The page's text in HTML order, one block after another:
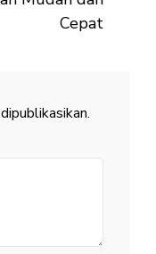
Cepat